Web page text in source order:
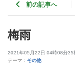
前の記事へ
梅雨
2021年05月22日 04時08分35
テーマ： その他